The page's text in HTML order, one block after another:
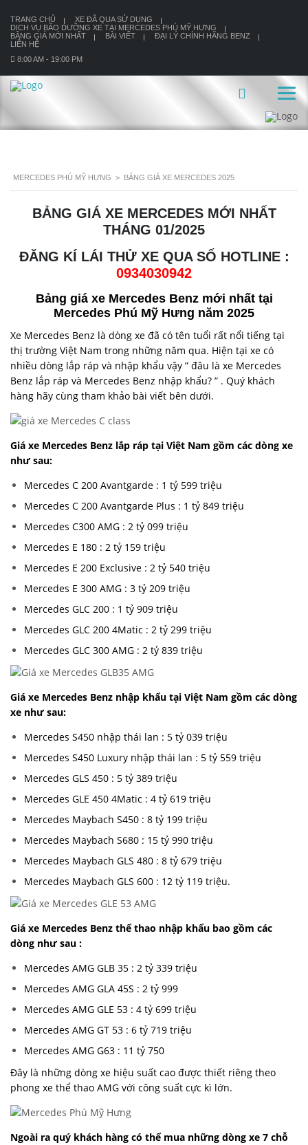
TRANG CHỦ
XE ĐÃ QUA SỬ DỤNG
DỊCH VỤ BÃO DƯỠNG XE TẠI MERCEDES PHÚ MỸ HƯNG
BẢNG GIÁ MỚI NHẤT
BÀI VIẾT
ĐẠI LÝ CHÍNH HÃNG BENZ
LIÊN HỆ
8:00 AM - 19:00 PM
MERCEDES PHÚ MỸ HƯNG > BẢNG GIÁ XE MERCEDES 2025
BẢNG GIÁ XE MERCEDES MỚI NHẤT
THÁNG 01/2025
ĐĂNG KÍ LÁI THỬ XE QUA SỐ HOTLINE :
0934030942
Bảng giá xe Mercedes Benz mới nhất tại
Mercedes Phú Mỹ Hưng năm 2025
Xe Mercedes Benz là dòng xe đã có tên tuổi rất nổi tiếng tại
thị trường Việt Nam trong những năm qua. Hiện tại xe có
nhiều dòng lắp ráp và nhập khẩu vậy ” đâu là xe Mercedes
Benz lắp ráp và Mercedes Benz nhập khẩu? ” . Quý khách
hàng hãy cùng tham khảo bài viết bên dưới.
Giá xe Mercedes Benz lắp ráp tại Việt Nam gồm các dòng xe
như sau:
Mercedes C 200 Avantgarde : 1 tỷ 599 triệu
Mercedes C 200 Avantgarde Plus : 1 tỷ 849 triệu
Mercedes C300 AMG : 2 tỷ 099 triệu
Mercedes E 180 : 2 tỷ 159 triệu
Mercedes E 200 Exclusive : 2 tỷ 540 triệu
Mercedes E 300 AMG : 3 tỷ 209 triệu
Mercedes GLC 200 : 1 tỷ 909 triệu
Mercedes GLC 200 4Matic : 2 tỷ 299 triệu
Mercedes GLC 300 AMG : 2 tỷ 839 triệu
Giá xe Mercedes Benz nhập khẩu tại Việt Nam gồm các dòng
xe như sau:
Mercedes S450 nhập thái lan : 5 tỷ 039 triệu
Mercedes S450 Luxury nhập thái lan : 5 tỷ 559 triệu
Mercedes GLS 450 : 5 tỷ 389 triệu
Mercedes GLE 450 4Matic : 4 tỷ 619 triệu
Mercedes Maybach S450 : 8 tỷ 199 triệu
Mercedes Maybach S680 : 15 tỷ 990 triệu
Mercedes Maybach GLS 480 : 8 tỷ 679 triệu
Mercedes Maybach GLS 600 : 12 tỷ 119 triệu.
Giá xe Mercedes Benz thể thao nhập khẩu bao gồm các
dòng như sau :
Mercedes AMG GLB 35 : 2 tỷ 339 triệu
Mercedes AMG GLA 45S : 2 tỷ 999
Mercedes AMG GLE 53 : 4 tỷ 699 triệu
Mercedes AMG GT 53 : 6 tỷ 719 triệu
Mercedes AMG G63 : 11 tỷ 750
Đây là những dòng xe hiệu suất cao được thiết riêng theo
phong xe thể thao AMG với công suất cực kì lớn.
Ngoài ra quý khách hàng có thể mua những dòng xe 7 chỗ